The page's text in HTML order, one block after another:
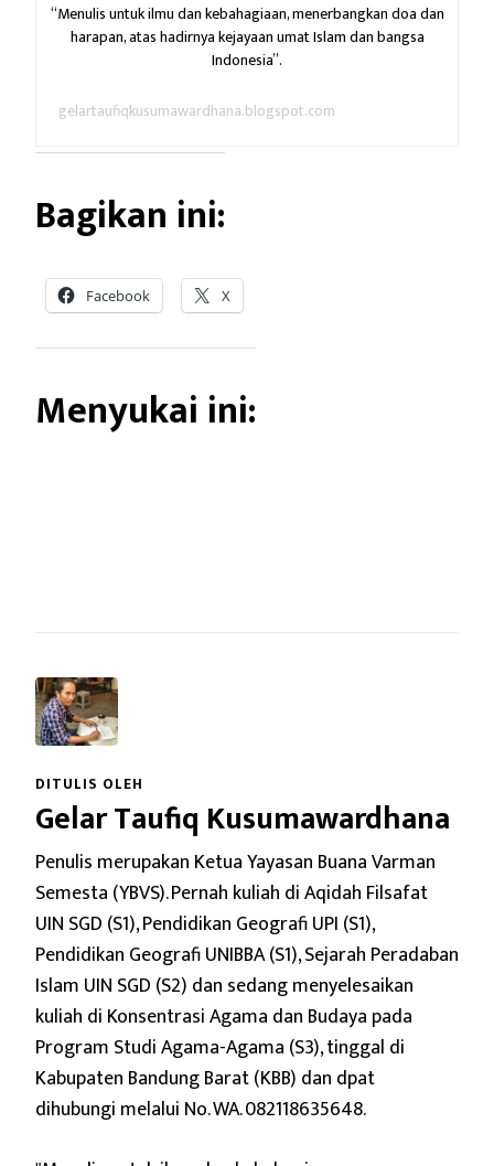
“Menulis untuk ilmu dan kebahagiaan,menerbangkan doa dan
harapan,atas hadirnya kejayaan umat Islam dan bangsa
Indonesia”.
gelartaufiqkusumawardhana.blogspot.com
Bagikan ini:
Facebook X
Menyukai ini:
DITULIS OLEH
Gelar Taufiq Kusumawardhana
Penulis merupakan Ketua Yayasan Buana Varman
Semesta (YBVS). Pernah kuliah di Aqidah Filsafat
UIN SGD (S1), Pendidikan Geografi UPI (S1),
Pendidikan Geografi UNIBBA (S1), Sejarah Peradaban
Islam UIN SGD (S2) dan sedang menyelesaikan
kuliah di Konsentrasi Agama dan Budaya pada
Program Studi Agama-Agama (S3), tinggal di
Kabupaten Bandung Barat (KBB) dan dpat
dihubungi melalui No. WA. 082118635648.